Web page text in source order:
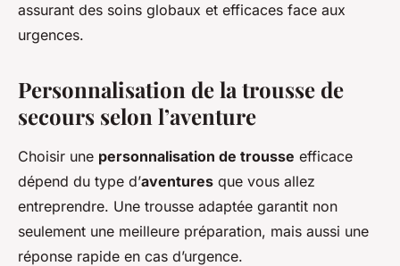
assurant des soins globaux et efficaces face aux
urgences.
Personnalisation de la trousse de
secours selon l’aventure
Choisir une personnalisation de trousse efficace
dépend du type d’aventures que vous allez
entreprendre. Une trousse adaptée garantit non
seulement une meilleure préparation, mais aussi une
réponse rapide en cas d’urgence.